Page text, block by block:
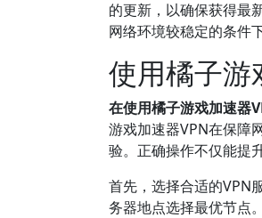
的更新，以确保获得最
网络环境较稳定的条件
使用橘子游
在使用橘子游戏加速器
游戏加速器VPN在保障
验。正确操作不仅能提
首先，选择合适的VPN
务器地点选择最优节点